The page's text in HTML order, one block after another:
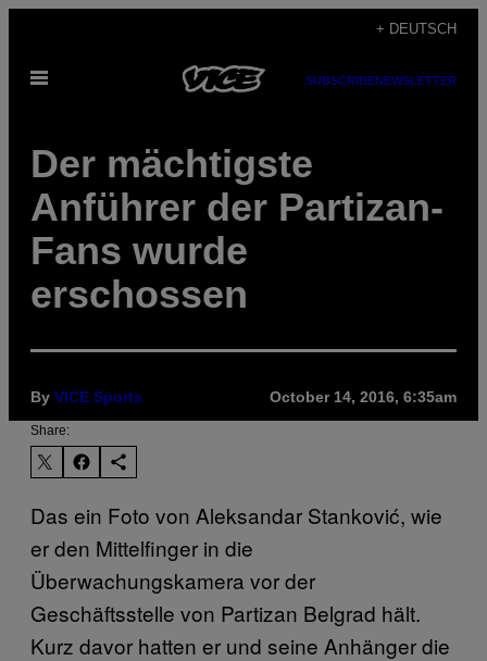
content
+ DEUTSCH
Open
SUBSCRIBENEWSLETTER
Der mächtigste
Anführer der Partizan-
Fans wurde
erschossen
By VICE Sports October 14, 2016, 6:35am
Share:
Das ein Foto von Aleksandar Stanković, wie
er den Mittelfinger in die
Überwachungskamera vor der
Geschäftsstelle von Partizan Belgrad hält.
Kurz davor hatten er und seine Anhänger die